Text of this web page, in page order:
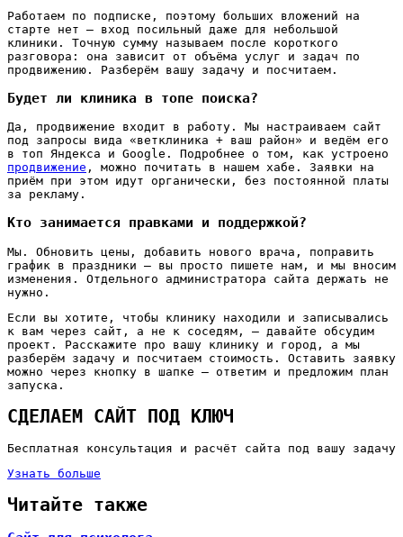
Работаем по подписке, поэтому больших вложений на
старте нет — вход посильный даже для небольшой
клиники. Точную сумму называем после короткого
разговора: она зависит от объёма услуг и задач по
продвижению. Разберём вашу задачу и посчитаем.
Будет ли клиника в топе поиска?
Да, продвижение входит в работу. Мы настраиваем сайт
под запросы вида «ветклиника + ваш район» и ведём его
в топ Яндекса и Google. Подробнее о том, как устроено
продвижение , можно почитать в нашем хабе. Заявки на
приём при этом идут органически, без постоянной платы
за рекламу.
Кто занимается правками и поддержкой?
Мы. Обновить цены, добавить нового врача, поправить
график в праздники — вы просто пишете нам, и мы вносим
изменения. Отдельного администратора сайта держать не
нужно.
Если вы хотите, чтобы клинику находили и записывались
к вам через сайт, а не к соседям, — давайте обсудим
проект. Расскажите про вашу клинику и город, а мы
разберём задачу и посчитаем стоимость. Оставить заявку
можно через кнопку в шапке — ответим и предложим план
запуска.
СДЕЛАЕМ САЙТ ПОД КЛЮЧ
Бесплатная консультация и расчёт сайта под вашу задачу
Узнать больше
Читайте также